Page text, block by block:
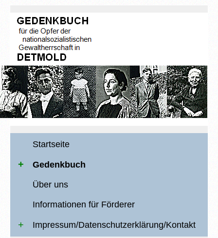
Startseite
Gedenkbuch
Über uns
Informationen für Förderer
Impressum/Datenschutzerklärung/Kontakt